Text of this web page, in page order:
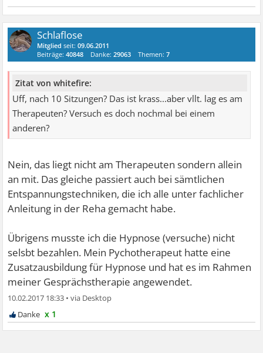
Schlaflose
Mitglied seit:09.06.2011
Beiträge:40848 Danke:29063 Themen:7
Zitat von whitefire:
Uff, nach 10 Sitzungen? Das ist krass...aber vllt. lag es am
Therapeuten? Versuch es doch nochmal bei einem
anderen?
Nein, das liegt nicht am Therapeuten sondern allein
an mit. Das gleiche passiert auch bei sämtlichen
Entspannungstechniken, die ich alle unter fachlicher
Anleitung in der Reha gemacht habe.
Übrigens musste ich die Hypnose (versuche) nicht
selsbt bezahlen. Mein Pychotherapeut hatte eine
Zusatzausbildung für Hypnose und hat es im Rahmen
meiner Gesprächstherapie angewendet.
10.02.2017 18:33 •
x 1